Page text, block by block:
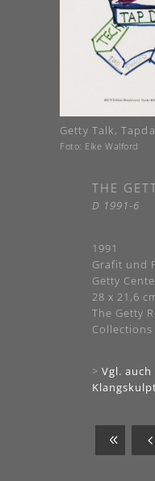
Getty Talk,
Foto: Elke Walford
THE
D 1991-6
1991
Grafit und
Getty
28 x 21,6
The Getty
Collections
> Vgl.